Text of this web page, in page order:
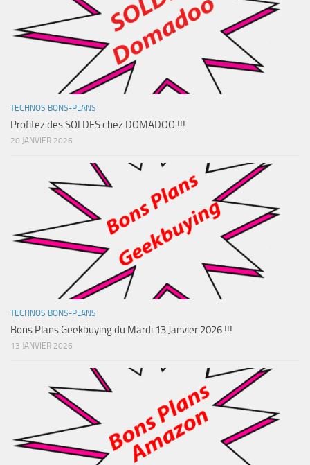
TECHNOS BONS-PLANS
Profitez des SOLDES chez DOMADOO !!!
20 JANVIER 2026
TECHNOS BONS-PLANS
Bons Plans Geekbuying du Mardi 13 Janvier 2026 !!!
13 JANVIER 2026